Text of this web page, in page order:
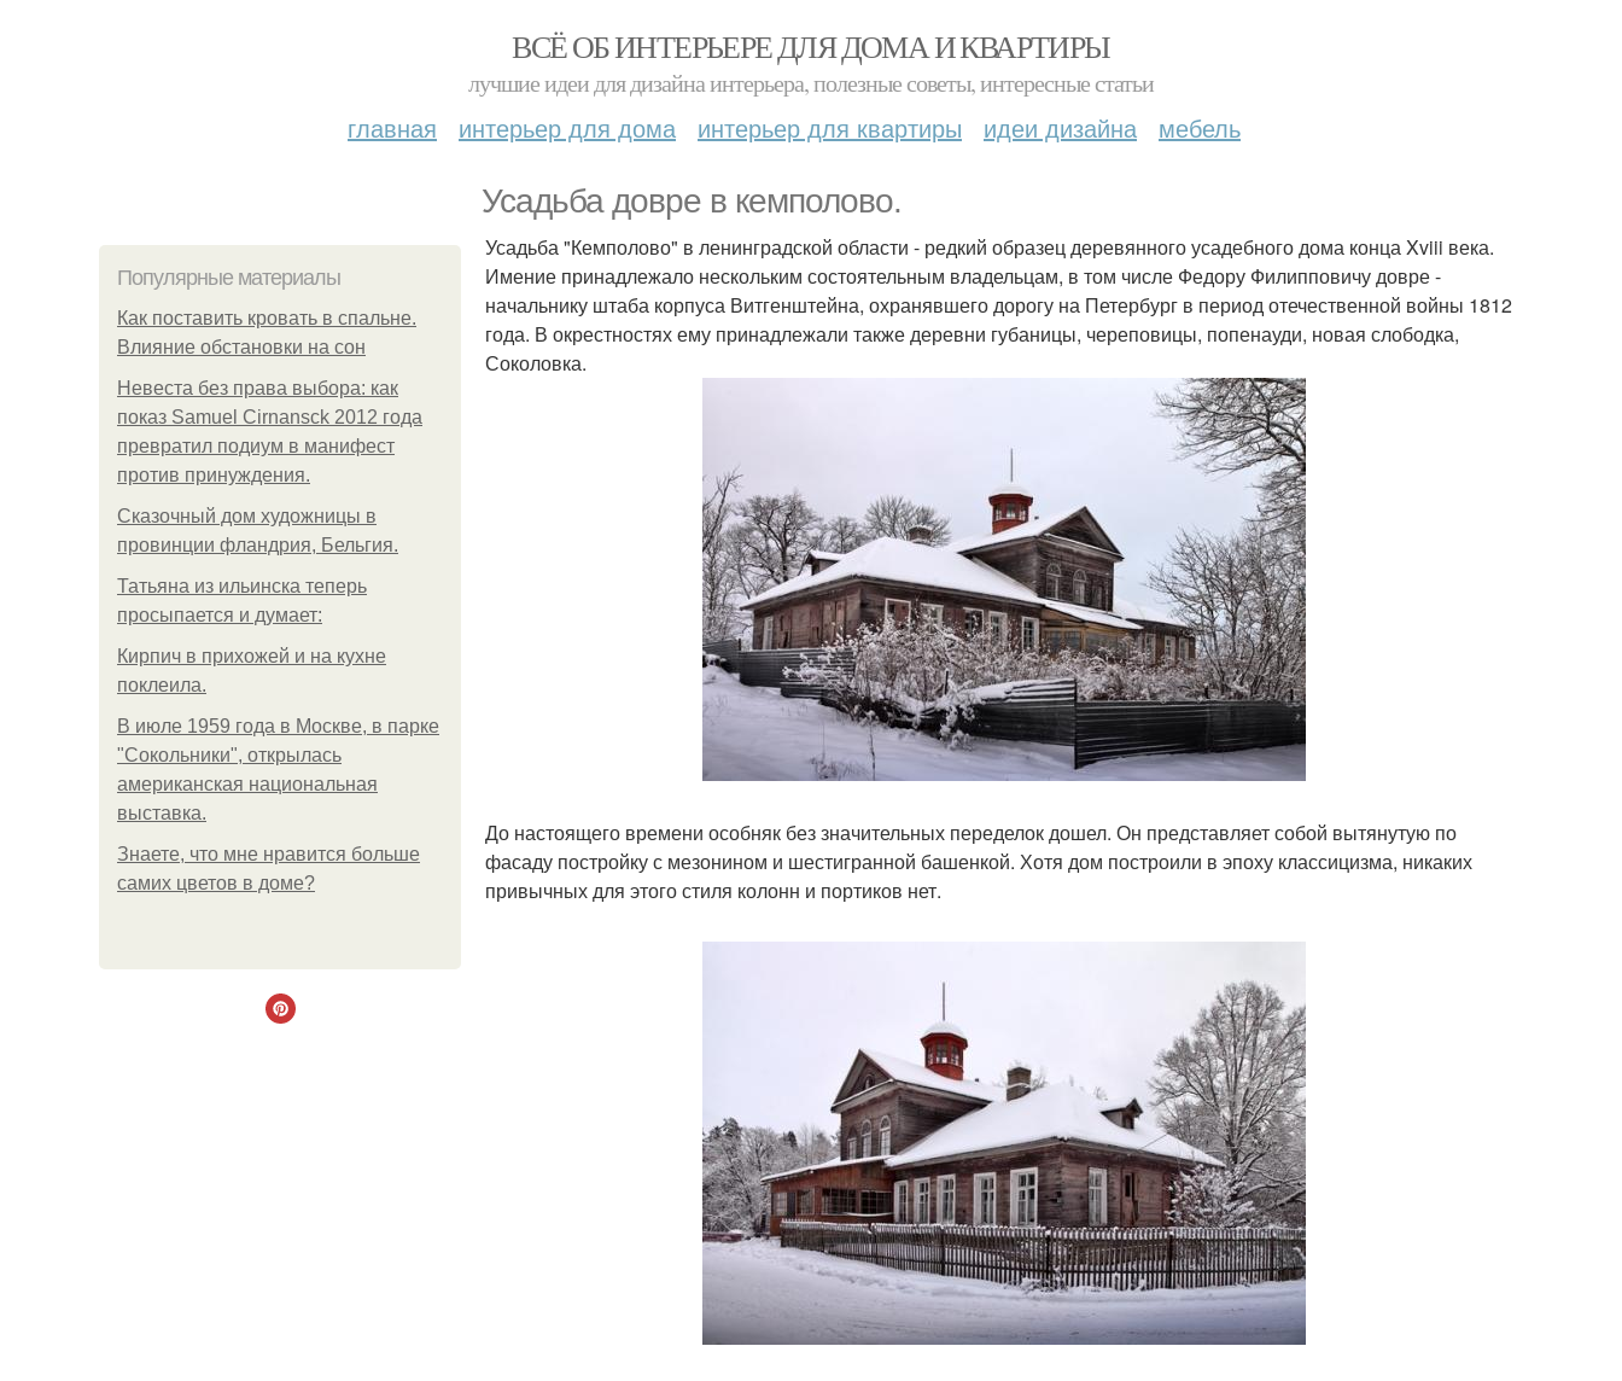
ВСЁ ОБ ИНТЕРЬЕРЕ ДЛЯ ДОМА И КВАРТИРЫ
лучшие идеи для дизайна интерьера, полезные советы, интересные статьи
главная интерьер для дома интерьер для квартиры идеи дизайна мебель
Усадьба довре в кемполово.
Популярные материалы
Как поставить кровать в спальне.
Влияние обстановки на сон
Невеста без права выбора: как
показ Samuel Cirnansck 2012 года
превратил подиум в манифест
против принуждения.
Сказочный дом художницы в
провинции фландрия, Бельгия.
Татьяна из ильинска теперь
просыпается и думает:
Кирпич в прихожей и на кухне
поклеила.
В июле 1959 года в Москве, в парке
"Сокольники", открылась
американская национальная
выставка.
Знаете, что мне нравится больше
самих цветов в доме?
Усадьба "Кемполово" в ленинградской области - редкий образец деревянного усадебного дома конца Xviii века.
Имение принадлежало нескольким состоятельным владельцам, в том числе Федору Филипповичу довре -
начальнику штаба корпуса Витгенштейна, охранявшего дорогу на Петербург в период отечественной войны 1812
года. В окрестностях ему принадлежали также деревни губаницы, череповицы, попенауди, новая слободка,
Соколовка.
До настоящего времени особняк без значительных переделок дошел. Он представляет собой вытянутую по
фасаду постройку с мезонином и шестигранной башенкой. Хотя дом построили в эпоху классицизма, никаких
привычных для этого стиля колонн и портиков нет.